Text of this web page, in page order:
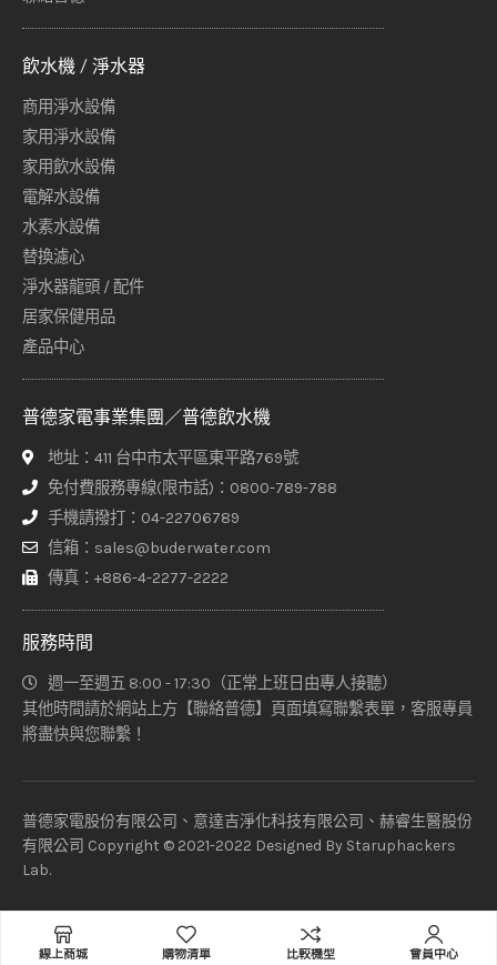
飲水機 / 淨水器
商用淨水設備
家用淨水設備
家用飲水設備
電解水設備
水素水設備
替換濾心
淨水器龍頭 / 配件
居家保健用品
產品中心
普德家電事業集團／普德飲水機
地址：411 台中市太平區東平路769號
免付費服務專線(限市話)：0800-789-788
手機請撥打：04-22706789
信箱：sales@buderwater.com
傳真：+886-4-2277-2222
服務時間
週一至週五 8:00 - 17:30（正常上班日由專人接聽）
其他時間請於網站上方【聯絡普德】頁面填寫聯繫表單，客服專員
將盡快與您聯繫！
普德家電股份有限公司、意達吉淨化科技有限公司、赫睿生醫股份
有限公司 Copyright © 2021-2022 Designed By Staruphackers
Lab.
線上商城 購物清單 比較機型 會員中心